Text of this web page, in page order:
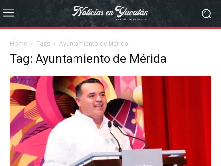
Home Tags Ayuntamiento de Mérida
Tag: Ayuntamiento de Mérida